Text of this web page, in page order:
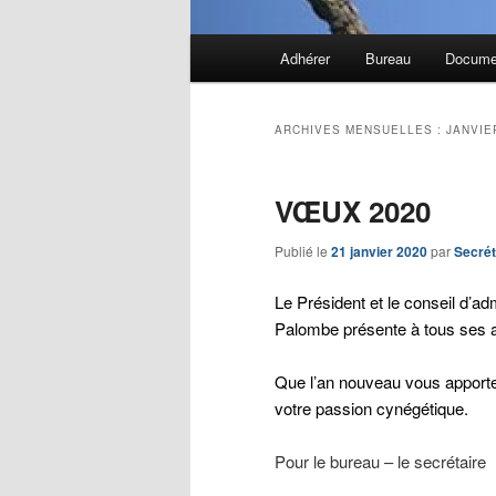
Adhérer Bureau
ARCHIVES MENSUELLES :
VŒUX 2020
Publié le 21 janvier 2020par
Le Président et le conseil
Palombe présente à tous ses
Que l’an nouveau vous
votre passion cynégétique.
Pour le bureau – le secrétaire